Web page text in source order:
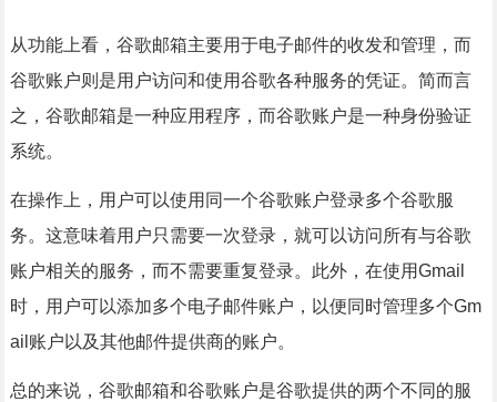
从功能上看，谷歌邮箱主要用于电子邮件的收发和管理，而
谷歌账户则是用户访问和使用谷歌各种服务的凭证。简而言
之，谷歌邮箱是一种应用程序，而谷歌账户是一种身份验证
系统。
在操作上，用户可以使用同一个谷歌账户登录多个谷歌服
务。这意味着用户只需要一次登录，就可以访问所有与谷歌
账户相关的服务，而不需要重复登录。此外，在使用Gmail
时，用户可以添加多个电子邮件账户，以便同时管理多个Gm
ail账户以及其他邮件提供商的账户。
总的来说，谷歌邮箱和谷歌账户是谷歌提供的两个不同的服